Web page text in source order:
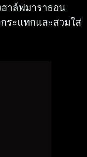
ฮาล์ฟมาราธอน
ระแทกและสวมใส่